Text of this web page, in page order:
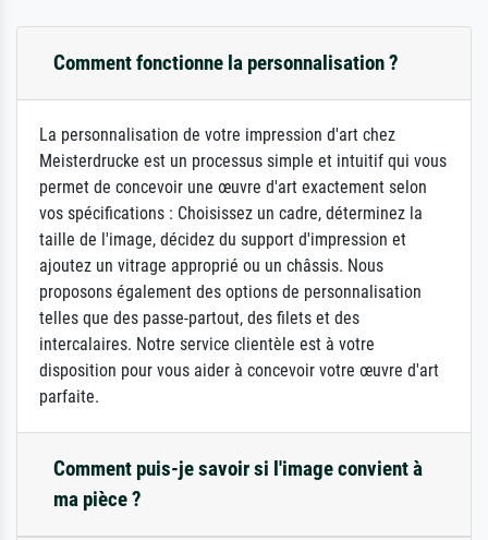
Comment fonctionne la personnalisation ?
La personnalisation de votre impression d'art chez
Meisterdrucke est un processus simple et intuitif qui vous
permet de concevoir une œuvre d'art exactement selon
vos spécifications : Choisissez un cadre, déterminez la
taille de l'image, décidez du support d'impression et
ajoutez un vitrage approprié ou un châssis. Nous
proposons également des options de personnalisation
telles que des passe-partout, des filets et des
intercalaires. Notre service clientèle est à votre
disposition pour vous aider à concevoir votre œuvre d'art
parfaite.
Comment puis-je savoir si l'image convient à
ma pièce ?